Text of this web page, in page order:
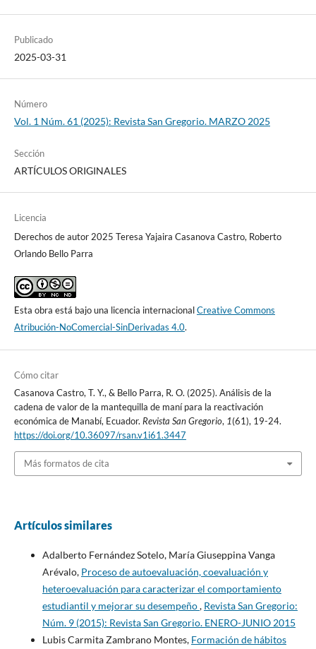
Publicado
2025-03-31
Número
Vol. 1 Núm. 61 (2025): Revista San Gregorio. MARZO 2025
Sección
ARTÍCULOS ORIGINALES
Licencia
Derechos de autor 2025 Teresa Yajaira Casanova Castro, Roberto
Orlando Bello Parra
Esta obra está bajo una licencia internacionalCreative Commons
Atribución-NoComercial-SinDerivadas 4.0.
Cómo citar
Casanova Castro, T. Y., & Bello Parra, R. O. (2025). Análisis de la
cadena de valor de la mantequilla de maní para la reactivación
económica de Manabí, Ecuador. Revista San Gregorio, 1(61), 19-24.
https://doi.org/10.36097/rsan.v1i61.3447
Más formatos de cita
Artículos similares
Adalberto Fernández Sotelo, María Giuseppina Vanga
Arévalo, Proceso de autoevaluación, coevaluación y
heteroevaluación para caracterizar el comportamiento
estudiantil y mejorar su desempeño, Revista San Gregorio:
Núm. 9 (2015): Revista San Gregorio. ENERO-JUNIO 2015
Lubis Carmita Zambrano Montes, Formación de hábitos